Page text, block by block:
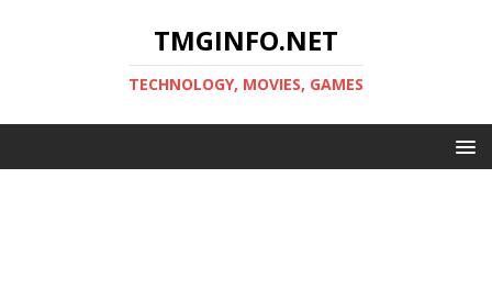
TMGINFO.NET
ТECHNOLOGY, MOVIES, GAMES